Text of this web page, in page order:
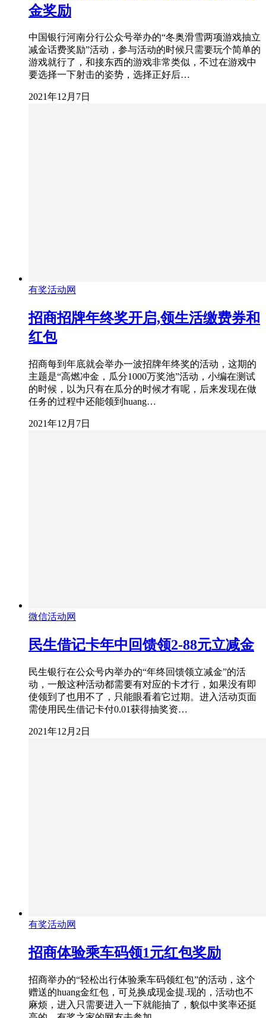
金奖励
中国银行河南分行公众号举办的“冬奥滑雪两项游戏抽立
减金话费奖励”活动，参与活动的时候只需要玩个简单的
游戏就行了，和接东西的游戏非常类似，不过在游戏中
要选择一下射击的姿势，选择正好后…
2021年12月7日
有奖活动网
招商招牌年终奖开启,领生活缴费券和
红包
招商每到年底就会举办一波招牌年终奖的活动，这期的
主题是“高燃冲金，瓜分1000万奖池”活动，小编在测试
的时候，以为只有在瓜分的时候才有呢，后来发现在做
任务的过程中还能领到huang…
2021年12月7日
微信活动网
民生借记卡年中回馈领2-88元立减金
民生银行在公众号内举办的“年终回馈领立减金”的活
动，一般这种活动都需要有对应的卡才行，如果没有即
使领到了也用不了，只能眼看着它过期。进入活动页面
需使用民生借记卡付0.01获得抽奖资…
2021年12月2日
有奖活动网
招商体验乘车码领1元红包奖励
招商举办的“轻松出行体验乘车码领红包”的活动，这个
赠送的huang金红包，可兑换成现金提.现的，活动也不
麻烦，进入只需要进入一下就能抽了，貌似中奖率还挺